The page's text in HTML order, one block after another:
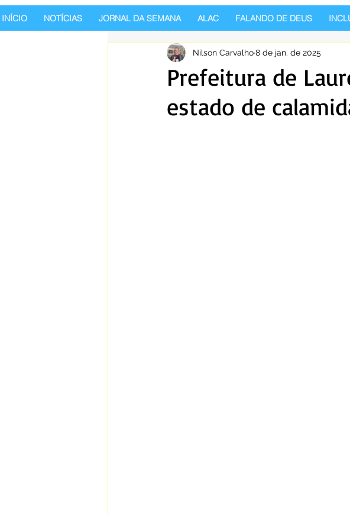
INÍCIO NOTÍCIAS JORNAL DA SEMANA ALAC FALANDO DE DEUS
Prefeitura de
estado de
Nilson Carvalho8 de jan. de 2025